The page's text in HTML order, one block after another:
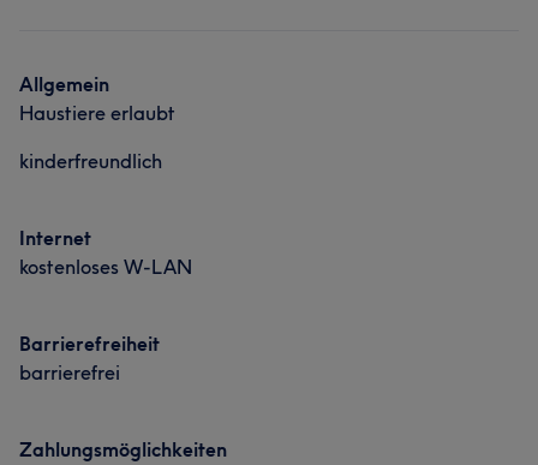
Allgemein
Haustiere erlaubt
kinderfreundlich
Internet
kostenloses W-LAN
Barrierefreiheit
barrierefrei
Zahlungsmöglichkeiten